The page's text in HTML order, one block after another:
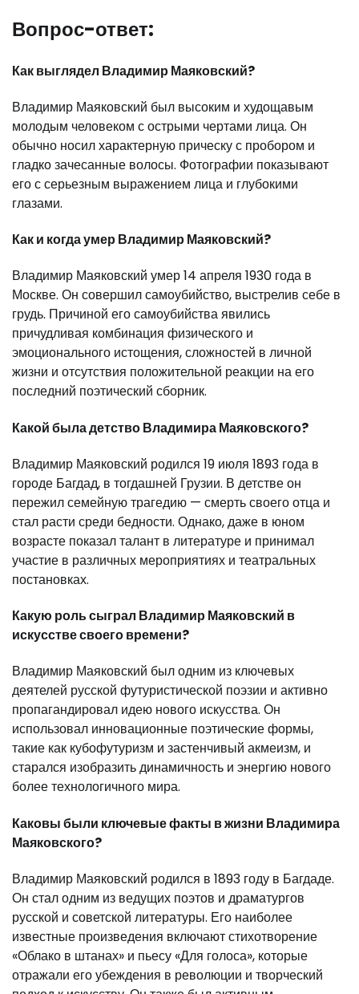
Вопрос-ответ:
Как выглядел Владимир Маяковский?
Владимир Маяковский был высоким и худощавым
молодым человеком с острыми чертами лица. Он
обычно носил характерную прическу с пробором и
гладко зачесанные волосы. Фотографии показывают
его с серьезным выражением лица и глубокими
глазами.
Как и когда умер Владимир Маяковский?
Владимир Маяковский умер 14 апреля 1930 года в
Москве. Он совершил самоубийство, выстрелив себе в
грудь. Причиной его самоубийства явились
причудливая комбинация физического и
эмоционального истощения, сложностей в личной
жизни и отсутствия положительной реакции на его
последний поэтический сборник.
Какой была детство Владимира Маяковского?
Владимир Маяковский родился 19 июля 1893 года в
городе Багдад, в тогдашней Грузии. В детстве он
пережил семейную трагедию — смерть своего отца и
стал расти среди бедности. Однако, даже в юном
возрасте показал талант в литературе и принимал
участие в различных мероприятиях и театральных
постановках.
Какую роль сыграл Владимир Маяковский в
искусстве своего времени?
Владимир Маяковский был одним из ключевых
деятелей русской футуристической поэзии и активно
пропагандировал идею нового искусства. Он
использовал инновационные поэтические формы,
такие как кубофутуризм и застенчивый акмеизм, и
старался изобразить динамичность и энергию нового
более технологичного мира.
Каковы были ключевые факты в жизни Владимира
Маяковского?
Владимир Маяковский родился в 1893 году в Багдаде.
Он стал одним из ведущих поэтов и драматургов
русской и советской литературы. Его наиболее
известные произведения включают стихотворение
«Облако в штанах» и пьесу «Для голоса», которые
отражали его убеждения в революции и творческий